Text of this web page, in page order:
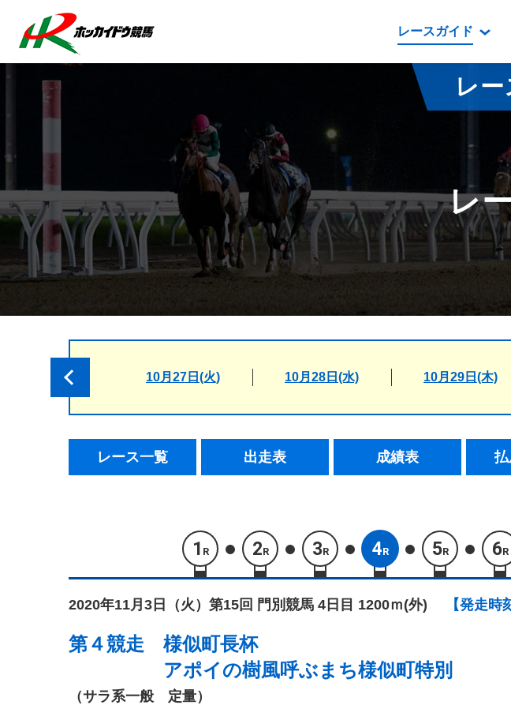
レースガイド
レース情報
払戻金一覧
騎手成績表
馬番成績表
オッズ
データルーム
騎手・調教師紹介
坂路調教映像
遠征馬情報
番組編成要領
レ
レ
10月27日(火) 10月28日(水) 10月29日(木)
レース一覧 出走表 成績表
1 R 2R 3R 4R 5R 6R
2020年11月3日（火） 第15回 門別競馬 4日目 1200ｍ(外) 【発走時
第４競走 様似町長杯
アポイの樹風呼ぶまち様似町特別
（サラ系一般 定量）